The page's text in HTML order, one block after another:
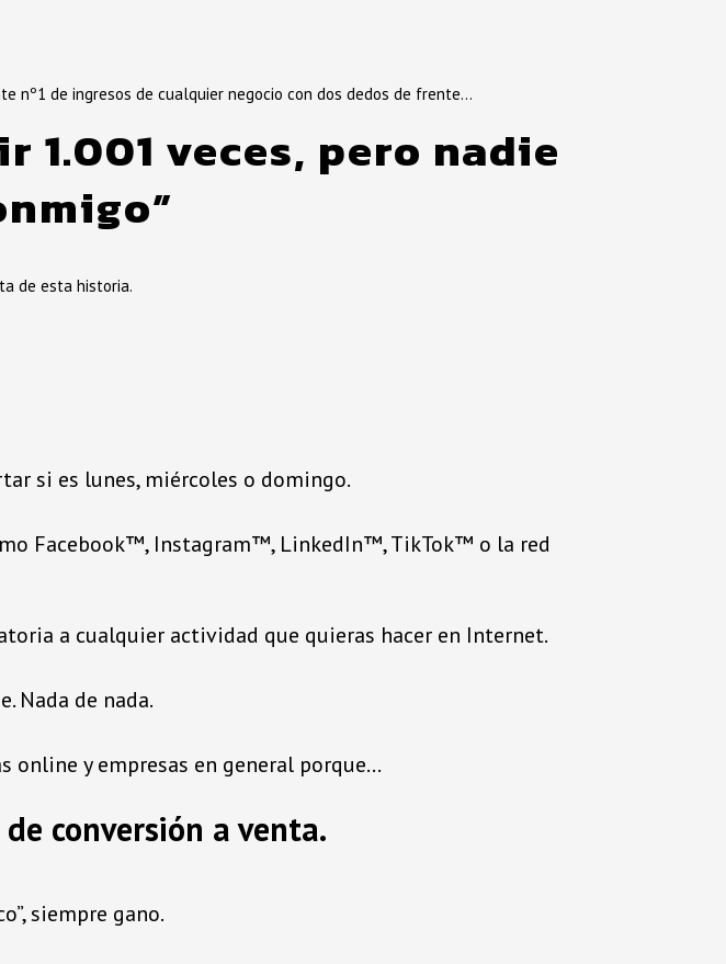
nº1 de ingresos de cualquier negocio con dos dedos de frente…
1.001 veces, pero nadie
de esta historia.
si es lunes, miércoles o domingo.
Facebook™, Instagram™, LinkedIn™, TikTok™ o la red
a cualquier actividad que quieras hacer en Internet.
Nada de nada.
online y empresas en general porque…
conversión a venta.
siempre gano.